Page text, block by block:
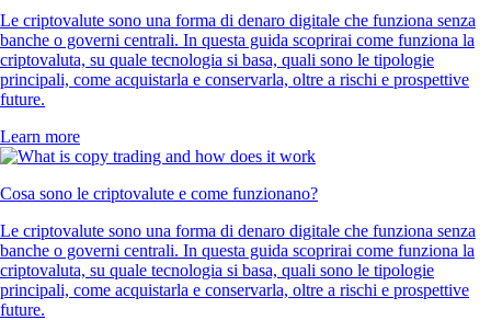
Le criptovalute sono una forma di denaro digitale che funziona senza
banche o governi centrali. In questa guida scoprirai come funziona la
criptovaluta, su quale tecnologia si basa, quali sono le tipologie
principali, come acquistarla e conservarla, oltre a rischi e prospettive
future.
Learn more
Cosa sono le criptovalute e come funzionano?
Le criptovalute sono una forma di denaro digitale che funziona senza
banche o governi centrali. In questa guida scoprirai come funziona la
criptovaluta, su quale tecnologia si basa, quali sono le tipologie
principali, come acquistarla e conservarla, oltre a rischi e prospettive
future.